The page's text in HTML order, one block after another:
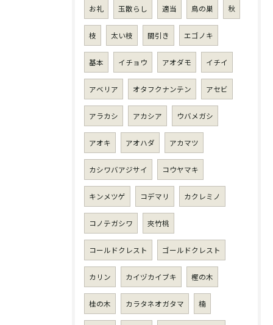
お礼 玉散らし 適当 鳥の巣 秋
枝 太い枝 間引き エゴノキ
基本 イチョウ アオダモ イチイ
アベリア オタフクナンテン アセビ
アラカシ アカシア ウバメガシ
アオキ アオハダ アカマツ
カシワバアジサイ コウヤマキ
キンメツゲ コデマリ カクレミノ
コノテガシワ 夾竹桃
コールドクレスト ゴールドクレスト
カリン カイヅカイブキ 樫の木
桂の木 カラタネオガタマ 楠